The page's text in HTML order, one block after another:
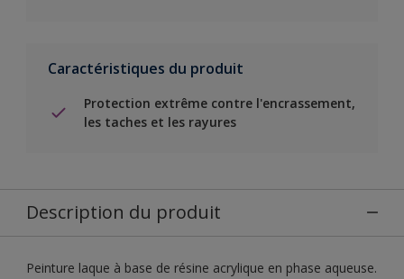
Caractéristiques du produit
Protection extrême contre l'encrassement,
les taches et les rayures
Description du produit
Peinture laque à base de résine acrylique en phase aqueuse.